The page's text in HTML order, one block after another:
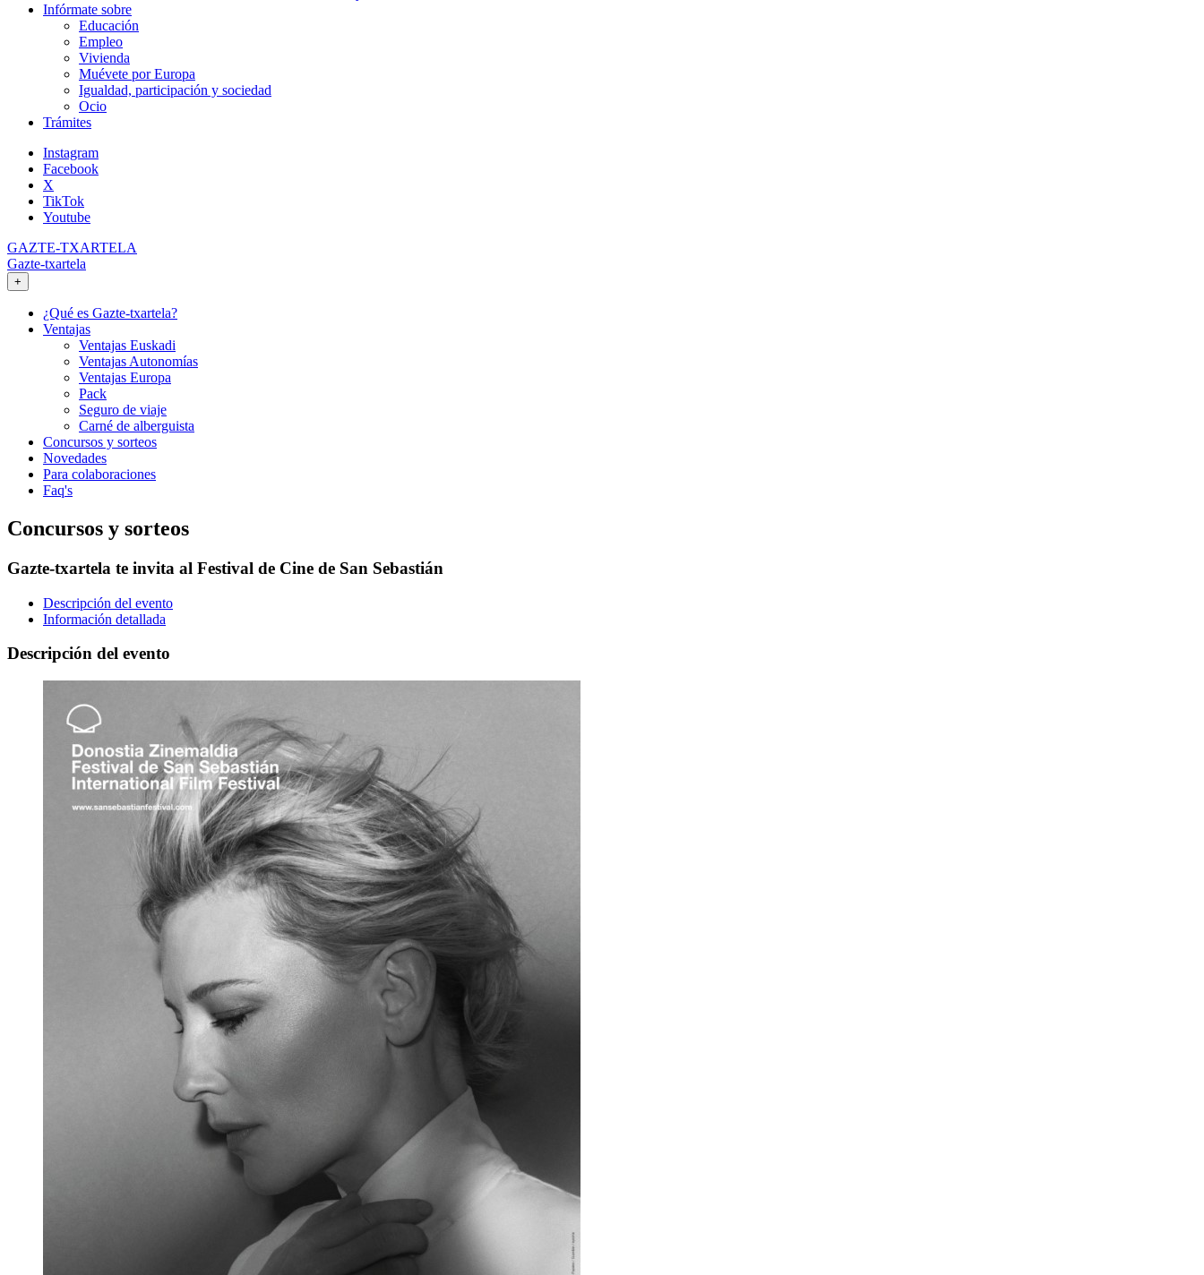
Infórmate sobre
Educación
Empleo
Vivienda
Muévete por Europa
Igualdad, participación y sociedad
Ocio
Trámites
Instagram
Facebook
X
TikTok
Youtube
GAZTE-TXARTELA
Gazte-txartela
+
¿Qué es Gazte-txartela?
Ventajas
Ventajas Euskadi
Ventajas Autonomías
Ventajas Europa
Pack
Seguro de viaje
Carné de alberguista
Concursos y sorteos
Novedades
Para colaboraciones
Faq's
Concursos y sorteos
Gazte-txartela te invita al Festival de Cine de San Sebastián
Descripción del evento
Información detallada
Descripción del evento